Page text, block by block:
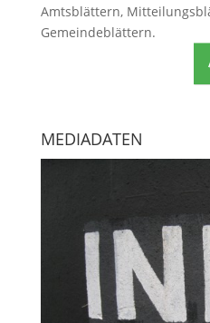
Amtsblättern,
Gemeindeblättern.
MEDIADATEN